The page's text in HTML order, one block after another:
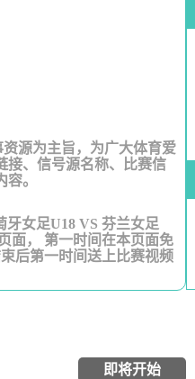
源为主旨，为广大体育爱
接、信号源名称、比赛信
。
牙女足U18 VS 芬兰女足
面， 第一时间在本页面免
后第一时间送上比赛视频
即将开始